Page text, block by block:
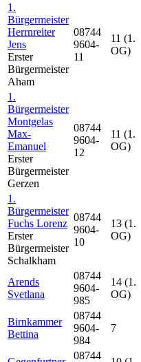
1.
Bürgermeister
Herrnreiter
Jens
Erster
Bürgermeister
Aham
08744
9604-
11
11 (1.
OG)
1.
Bürgermeister
Montgelas
Max-
Emanuel
Erster
Bürgermeister
Gerzen
08744
9604-
12
11 (1.
OG)
1.
Bürgermeister
Fuchs Lorenz
Erster
Bürgermeister
Schalkham
08744
9604-
10
13 (1.
OG)
Arends
Svetlana
08744
9604-
985
14 (1.
OG)
Birnkammer
Bettina
08744
9604-
984
7
08744